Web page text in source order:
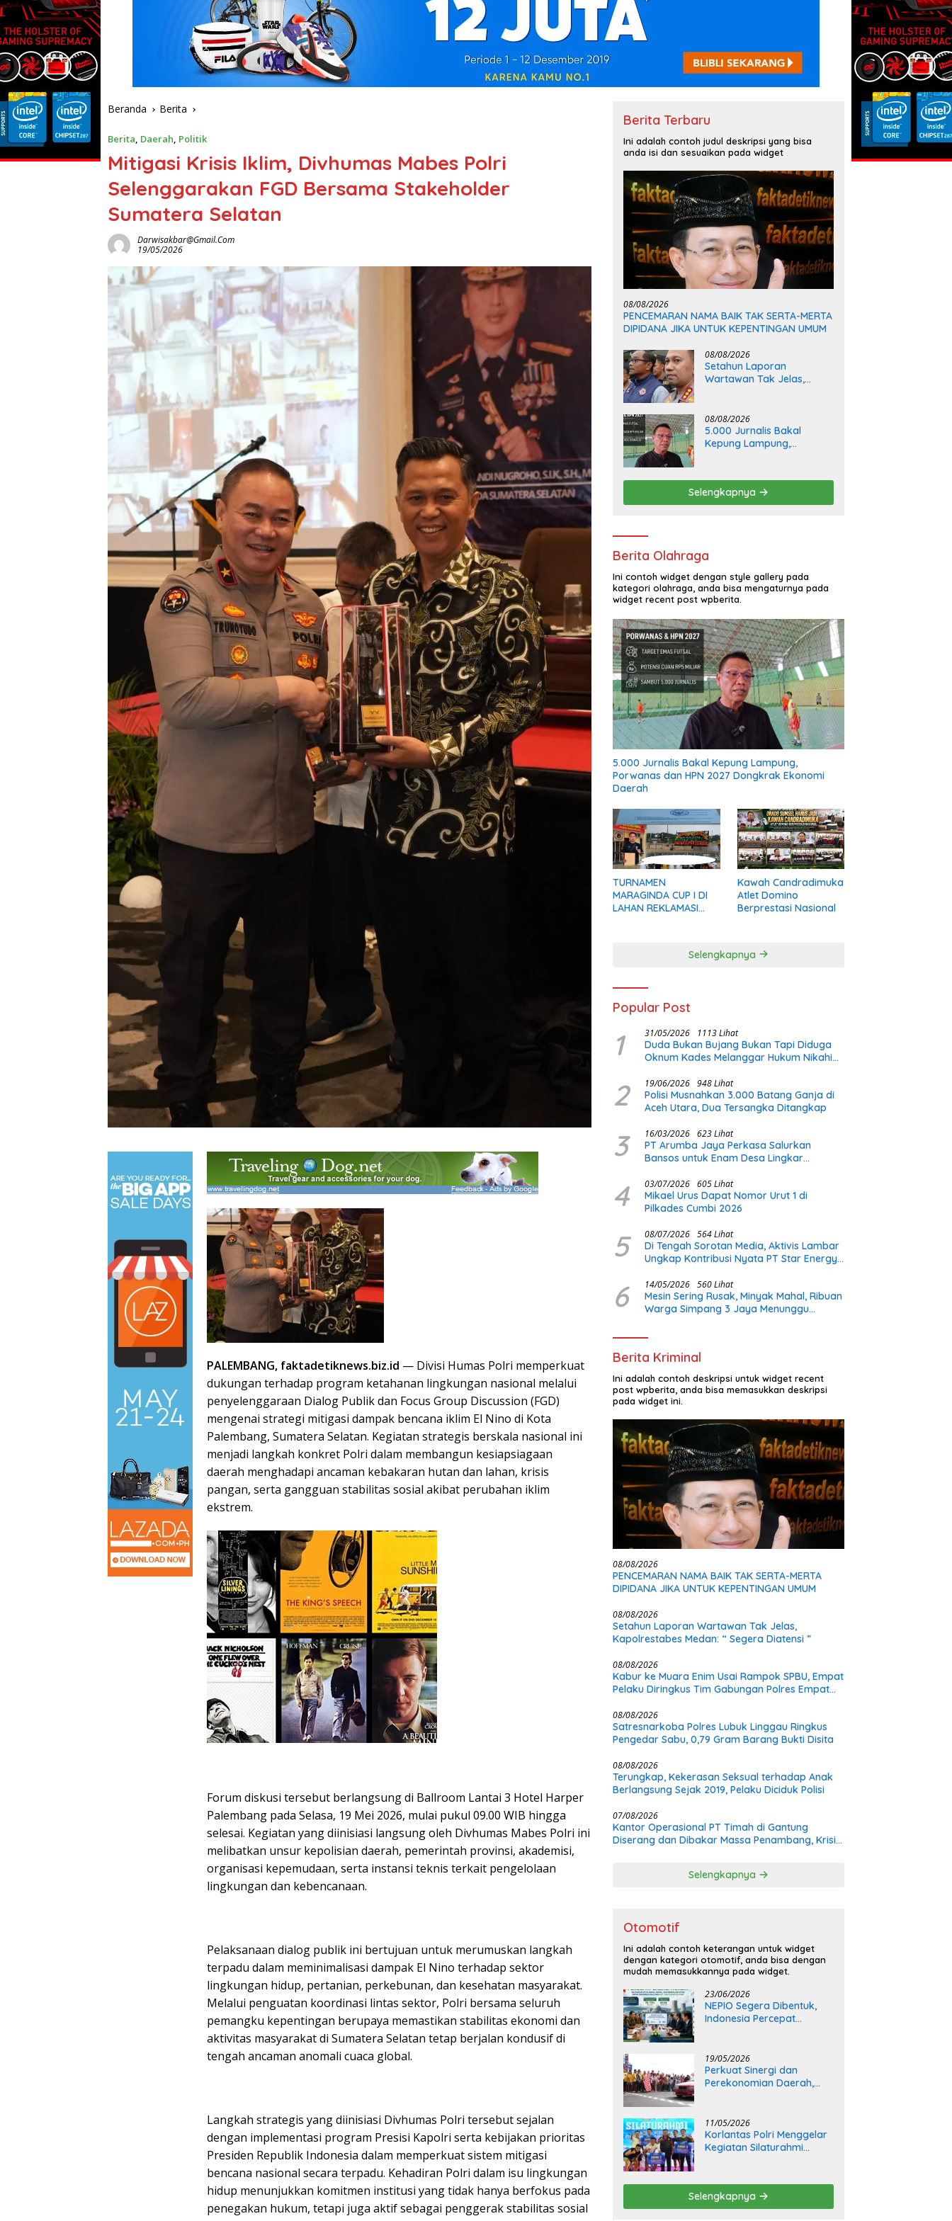
Beranda Berita
Berita, Daerah, Politik
Mitigasi Krisis Iklim, Divhumas Mabes Polri
Selenggarakan FGD Bersama Stakeholder
Sumatera Selatan
Darwisakbar@gmail.com
19/05/2026
PALEMBANG, faktadetiknews.biz.id — Divisi Humas Polri memperkuat
dukungan terhadap program ketahanan lingkungan nasional melalui
penyelenggaraan Dialog Publik dan Focus Group Discussion (FGD)
mengenai strategi mitigasi dampak bencana iklim El Nino di Kota
Palembang, Sumatera Selatan. Kegiatan strategis berskala nasional ini
menjadi langkah konkret Polri dalam membangun kesiapsiagaan
daerah menghadapi ancaman kebakaran hutan dan lahan, krisis
pangan, serta gangguan stabilitas sosial akibat perubahan iklim
ekstrem.
Forum diskusi tersebut berlangsung di Ballroom Lantai 3 Hotel Harper
Palembang pada Selasa, 19 Mei 2026, mulai pukul 09.00 WIB hingga
selesai. Kegiatan yang diinisiasi langsung oleh Divhumas Mabes Polri ini
melibatkan unsur kepolisian daerah, pemerintah provinsi, akademisi,
organisasi kepemudaan, serta instansi teknis terkait pengelolaan
lingkungan dan kebencanaan.
Pelaksanaan dialog publik ini bertujuan untuk merumuskan langkah
terpadu dalam meminimalisasi dampak El Nino terhadap sektor
lingkungan hidup, pertanian, perkebunan, dan kesehatan masyarakat.
Melalui penguatan koordinasi lintas sektor, Polri bersama seluruh
pemangku kepentingan berupaya memastikan stabilitas ekonomi dan
aktivitas masyarakat di Sumatera Selatan tetap berjalan kondusif di
tengah ancaman anomali cuaca global.
Langkah strategis yang diinisiasi Divhumas Polri tersebut sejalan
dengan implementasi program Presisi Kapolri serta kebijakan prioritas
Presiden Republik Indonesia dalam memperkuat sistem mitigasi
bencana nasional secara terpadu. Kehadiran Polri dalam isu lingkungan
hidup menunjukkan komitmen institusi yang tidak hanya berfokus pada
penegakan hukum, tetapi juga aktif sebagai penggerak stabilitas sosial
Berita Terbaru
Ini adalah contoh judul deskripsi yang bisa
anda isi dan sesuaikan pada widget
08/08/2026
PENCEMARAN NAMA BAIK TAK SERTA-MERTA
DIPIDANA JIKA UNTUK KEPENTINGAN UMUM
08/08/2026
Setahun Laporan
Wartawan Tak Jelas,
08/08/2026
5.000 Jurnalis Bakal
Kepung Lampung,
Daerah
Selengkapnya
Berita Olahraga
Ini contoh widget dengan style gallery pada
kategori olahraga, anda bisa mengaturnya pada
widget recent post wpberita.
5.000 Jurnalis Bakal Kepung Lampung,
Porwanas dan HPN 2027 Dongkrak Ekonomi
Daerah
TURNAMEN
MARAGINDA CUP I DI
LAHAN REKLAMASI
Kawah Candradimuka
Atlet Domino
Berprestasi Nasional
Selengkapnya
Popular Post
1 31/05/2026 1113 Lihat
Duda Bukan Bujang Bukan Tapi Diduga
Oknum Kades Melanggar Hukum Nikahi
2 19/06/2026 948 Lihat
Polisi Musnahkan 3.000 Batang Ganja di
Aceh Utara, Dua Tersangka Ditangkap
3 16/03/2026 623 Lihat
PT Arumba Jaya Perkasa Salurkan
Bansos untuk Enam Desa Lingkar
4 03/07/2026 605 Lihat
Mikael Urus Dapat Nomor Urut 1 di
Pilkades Cumbi 2026
5 08/07/2026 564 Lihat
Di Tengah Sorotan Media, Aktivis Lambar
Ungkap Kontribusi Nyata PT Star Energy:
Infrastruktur Lokal
6 14/05/2026 560 Lihat
Mesin Sering Rusak, Minyak Mahal, Ribuan
Warga Simpang 3 Jaya Menunggu
Berita Kriminal
Ini adalah contoh deskripsi untuk widget recent
post wpberita, anda bisa memasukkan deskripsi
pada widget ini.
08/08/2026
PENCEMARAN NAMA BAIK TAK SERTA-MERTA
DIPIDANA JIKA UNTUK KEPENTINGAN UMUM
08/08/2026
Setahun Laporan Wartawan Tak Jelas,
Kapolrestabes Medan: “ Segera Diatensi ”
08/08/2026
Kabur ke Muara Enim Usai Rampok SPBU, Empat
Pelaku Diringkus Tim Gabungan Polres Empat
08/08/2026
Satresnarkoba Polres Lubuk Linggau Ringkus
Pengedar Sabu, 0,79 Gram Barang Bukti Disita
08/08/2026
Terungkap, Kekerasan Seksual terhadap Anak
Berlangsung Sejak 2019, Pelaku Diciduk Polisi
07/08/2026
Kantor Operasional PT Timah di Gantung
Diserang dan Dibakar Massa Penambang, Krisis
Selengkapnya
Otomotif
Ini adalah contoh keterangan untuk widget
dengan kategori otomotif, anda bisa dengan
mudah memasukkannya pada widget.
23/06/2026
NEPIO Segera Dibentuk,
Indonesia Percepat
Nuklir
19/05/2026
Perkuat Sinergi dan
Perekonomian Daerah,
2026
11/05/2026
Korlantas Polri Menggelar
Kegiatan Silaturahmi
Selengkapnya